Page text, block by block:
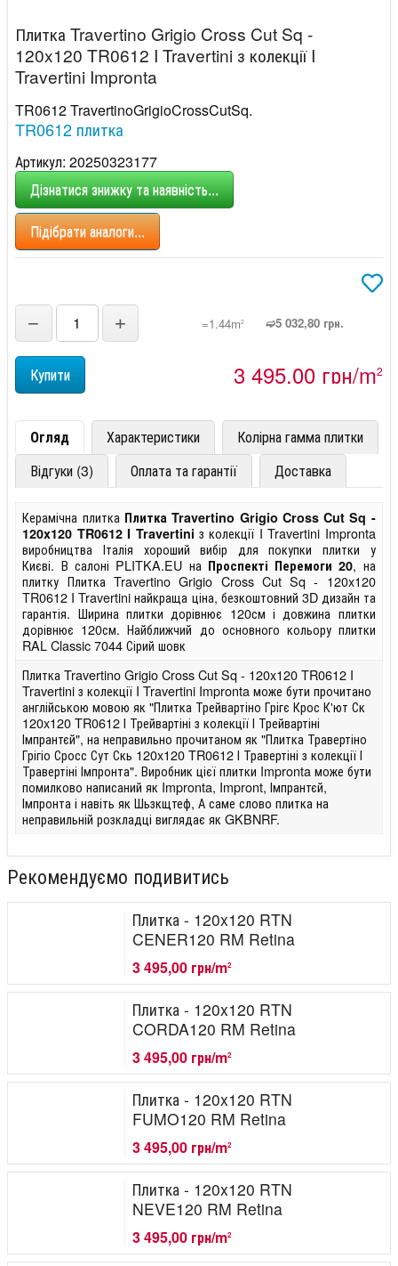
Плитка Travertino Grigio Cross Cut Sq -
120x120 TR0612 I Travertini з колекції I
Travertini Impronta
TR0612 TravertinoGrigioCrossCutSq.
TR0612 плитка
Артикул: 20250323177
Дізнатися знижку та наявність...
Підібрати аналоги...
− + =1.44m2 ➫5 032,80 грн.
3 495,00 грн/m2
Огляд Характеристики
Колірна гамма плитки
Відгуки (3)
Оплата та гарантії Доставка
Керамічна плитка Плитка Travertino Grigio Cross Cut Sq -
120x120 TR0612 I Travertini з колекції I Travertini Impronta
виробництва Італія хороший вибір для покупки плитки у
Києві. В салоні PLITKA.EU на Проспекті Перемоги 20, на
плитку Плитка Travertino Grigio Cross Cut Sq - 120x120
TR0612 I Travertini найкраща ціна, безкоштовний 3D дизайн та
гарантія. Ширина плитки дорівнює 120см і довжина плитки
дорівнює 120см. Найближчий до основного кольору плитки
RAL Classic 7044 Сірий шовк
Плитка Travertino Grigio Cross Cut Sq - 120x120 TR0612 I
Travertini з колекції I Travertini Impronta може бути прочитано
англійською мовою як "Плитка Трейвартіно Грігє Крос К'ют Ск
120x120 TR0612 І Трейвартіні з колекції І Трейвартіні
Імпрантєй", на неправильно прочитаном як "Плитка Травертіно
Грігіо Сросс Сут Скь 120x120 TR0612 І Травертіні з колекції І
Травертіні Імпронта". Виробник цієї плитки Impronta може бути
помилково написаний як Impronta, Impront, Імпрантєй,
Імпронта і навіть як Шьзкщтеф, А саме слово плитка на
неправильній розкладці виглядає як GKBNRF.
Рекомендуємо подивитись
Плитка - 120x120 RTN
CENER120 RM Retina
3 495,00 грн/m2
Плитка - 120x120 RTN
CORDA120 RM Retina
3 495,00 грн/m2
Плитка - 120x120 RTN
FUMO120 RM Retina
3 495,00 грн/m2
Плитка - 120x120 RTN
NEVE120 RM Retina
3 495,00 грн/m2